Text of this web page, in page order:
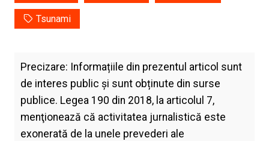
Tsunami
Precizare: Informațiile din prezentul articol sunt
de interes public și sunt obținute din surse
publice. Legea 190 din 2018, la articolul 7,
menţionează că activitatea jurnalistică este
exonerată de la unele prevederi ale